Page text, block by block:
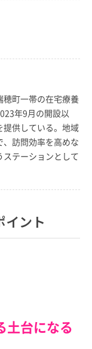
町一帯の在宅療養
年9月の開設以
供している。地域
訪問効率を高めな
テーションとして
イント
土台になる